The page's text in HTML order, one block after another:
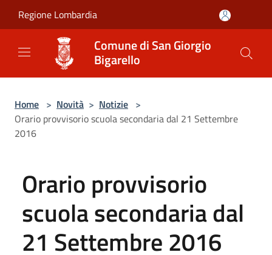
Regione Lombardia
Comune di San Giorgio
Bigarello
Home > Novità > Notizie >
Orario provvisorio scuola secondaria dal 21 Settembre
2016
Orario provvisorio
scuola secondaria dal
21 Settembre 2016